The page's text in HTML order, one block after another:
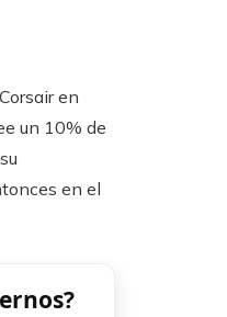
en
un 10% de
en el